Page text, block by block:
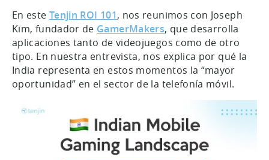
En este Tenjin ROI 101, nos reunimos con Joseph
Kim, fundador de GamerMakers, que desarrolla
aplicaciones tanto de videojuegos como de otro
tipo. En nuestra entrevista, nos explica por qué la
India representa en estos momentos la “mayor
oportunidad” en el sector de la telefonía móvil.